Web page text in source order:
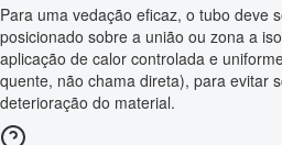
Para uma vedação eficaz, o tubo deve
posicionado sobre a união ou zona a
aplicação de calor controlada e
quente, não chama direta), para evitar
deterioração do material.